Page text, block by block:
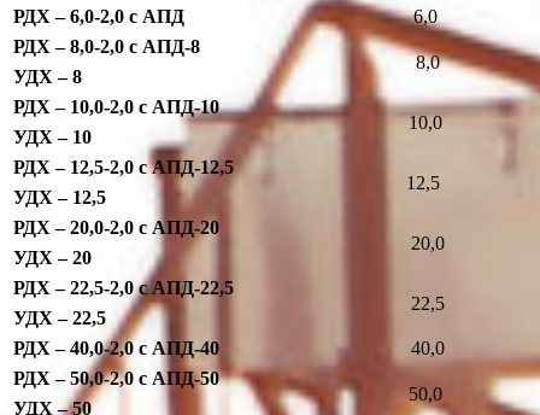
РДХ – 6,0-2,0 с АПД
6,0
РДХ – 8,0-2,0 с АПД-8
8,0
УДХ – 8
РДХ – 10,0-2,0 с АПД-10
10,0
УДХ – 10
РДХ – 12,5-2,0 с АПД-12,5
12,5
УДХ – 12,5
РДХ – 20,0-2,0 с АПД-20
20,0
УДХ – 20
РДХ – 22,5-2,0 с АПД-22,5
22,5
УДХ – 22,5
РДХ – 40,0-2,0 с АПД-40
40,0
РДХ – 50,0-2,0 с АПД-50
50,0
УДХ – 50